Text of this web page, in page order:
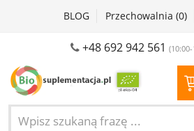
BLOG Przechowalnia (0)
+48 692 942 561